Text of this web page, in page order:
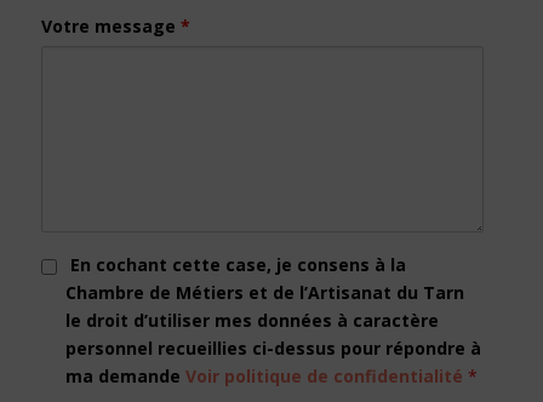
Votre message *
En cochant cette case, je consens à la
Chambre de Métiers et de l’Artisanat du Tarn
le droit d’utiliser mes données à caractère
personnel recueillies ci-dessus pour répondre à
ma demande Voir politique de confidentialité *